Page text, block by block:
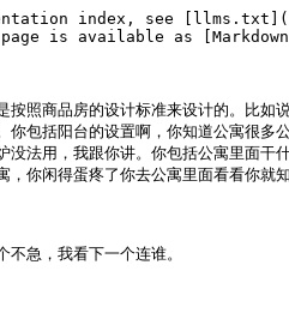
友：稻草人，哎呦喂，嗯，讲讲啊，讲，我想就是问一下，不清楚。

户晨风：不清楚，听不清，听不清，羊，听不清，你好你好，听不清，喂，能听见吗？

某网友：大点声。喂，说，就是我想问一下，这个羊狗它不牵绳这种行为怎么办？

户晨风：啊，谁养狗不牵绳啊？就是我家邻居嘛，你家邻居养狗不牵绳啊？你跟他讲呗，你说要牵绳。

某网友：啊，就是跟他沟通不了，那你那你跟我沟通什么了？就是我我想讨论一下，就是他这种他这种行为就是算不算是，哎，我不知道怎么讲，不好意思。

户晨风：你在哪个城市？

某网友：在苏州。

户晨风：在苏州，你们小区养狗被牵绳的多不？

某网友：多不多？因为我们这个我们是邻居，住在大典生讲话。

户晨风：大典生，行不行啊？多大岁数啊？哎呀，上麦直接表达观点啊，上麦直接表达观点，太磨叽了。

某网友：梦幻梦幻红酒说话。

户晨风：梦幻红酒，连麦不行的，哎呀，来我把连麦关了重新打开一下，哎呀，一群这个这个卖不行的，嗯，哎呀，真是把人这个这个气人呢，真是气人。

某网友：哎，局势说话。局势，嗯，讲，你好，说，呃，我想问一下有多少钱可以躺平？

户晨风：哎呀，你现在是不是一分不挣啊？我在工作干什么的？做外贸的，一个月挣多少？

某网友：一年大概到手20万吧。

户晨风：到手20万是吧？但是就是工作压力有点大吧？我告诉你，人挣钱挣的越多越躺不平，因为挣钱挣的越多见的市面就越大，见的市面就越大人的欲望就越大，欲望越大野心就越大。就是挣的越多反而越躺不平，只有越挣越少了才会躺平，不挣是最能躺平的。

某网友：因为我家里我们家是我有个孩子嘛，然后说话快一点，直接说事，怎么犹犹豫豫的呢？就是有一些存款吧，然后可能工作压力比较大，可能我估计干可能可能还能干个一两年吧，可能如果工作之后这份工作干完之后你讲个话怎么这么慢呢？讲啊，直接说啊，不讲了，不讲了，不讲拉倒，挂了。好的好的，拜拜，只要讲就讲，犹犹豫豫的，你要讲就讲，不讲就算了，是不是哪那么多事呢？你现实中你做外貌也这样，你讲不？讲不讲？不讲下次吧，我今天不讲，挂票，你要讲就讲就完事了，不讲就算了，对不对？犹犹豫豫的，要讲不讲，不讲要讲的。

户晨风：盲心说话。

某网友：盲心，能听见吗？说，直接说。听得到，那个我是之前看过你一些切片啊，但是没有那个系统了解你对那个中医的看法。就是我是知道你是对那个中药确实是就是不太支持吗？我明白这个，因为我也是就是做医药说事就行了，说事就行了。了，我想知道你是对这个就是中药这块是完全不支持这个我理解，但是你是对中医的理论体系你是持怀疑态度还是说完全也不支持呢？

户晨风：请问中医的理论体系是基于什么的？

某网友：的基于什么的？这个不知道吧？是不是不知道？你不知道就说不知道就行了嘛，装什么装啊？没有装，你说吧，那你说你说吧。

户晨风：中医的理论体系是基于什么的？请你回答。

某网友：我你不知道就说不知道呗，不是这个我觉得你要说阴阳五行也可以，但是你能回答我你知不知道吗？我觉得这个问题没有什么标准答案。

户晨风：这当然有标准答案了，那你说那你说是什么呀？请问中医的理论体系是基于什么的？我不知道，阴阳五行，这就是标准答案，这就是标准答案，自己去翻去翻那个皇帝内经。那么请问你认你认同阴阳五行吗？

某网友：我个人是认同啊。

户晨风：你认同是阴阳五行，嗯对啊，我觉得这个对啊，你要不认同可以不认同。

某网友：但是能够解释一下阴阳五行呗？

户晨风：这个有什么解释？木国土金水吗？木国土金水就是金克木这些吗？就是金克木，什么是木？木月曲直吗？这个没有什么，什么是木啊？这个讲就是你只要木曰取直啊，就是那些生长的东西都可以看作是木。

某网友：生长的东西是木是木对，那什么我不是我。

户晨风：什么是火？什么是火？火曰炎上，火曰炎上，不是这个没有办法说什么是火，这个有标准的那不行，如果没有标准，不是那岂不是想怎么解释就怎么解释吗？

某网友：可以不是，我是想想知道你是对这个理论体系完全不认同吗？我就别急别急，什么是火？我不知道，那你说吧，不知道是